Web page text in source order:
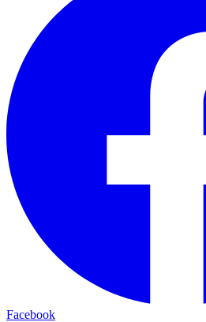
Facebook